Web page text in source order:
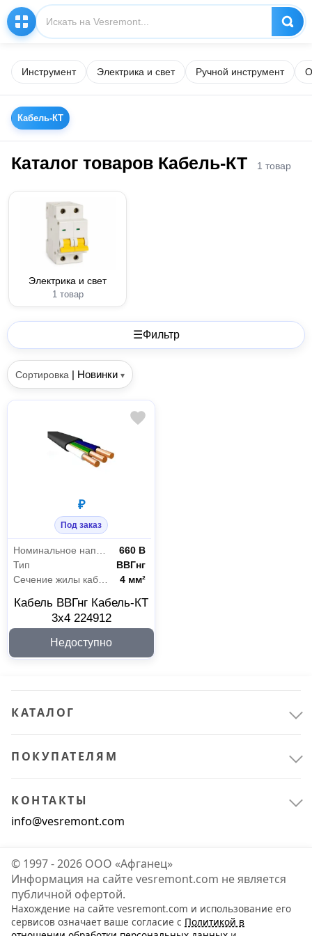
Инструмент Электрика и свет Ручной инструмент
Кабель-КТ
Каталог товаров Кабель-КТ 1 товар
Электрика и свет
1 товар
☰Фильтр
Сортировка | Новинки ▾
₽
Под заказ
660 В
Тип
ВВГнг
4 мм²
Кабель ВВГнг Кабель-КТ
3х4 224912
Недоступно
КАТАЛОГ
ПОКУПАТЕЛЯМ
КОНТАКТЫ
info@vesremont.com
© 1997 - 2026 ООО «Афганец»
Информация на сайте vesremont.com не является
публичной офертой.
Нахождение на сайте vesremont.com и использование его
сервисов означает ваше согласие с Политикой в